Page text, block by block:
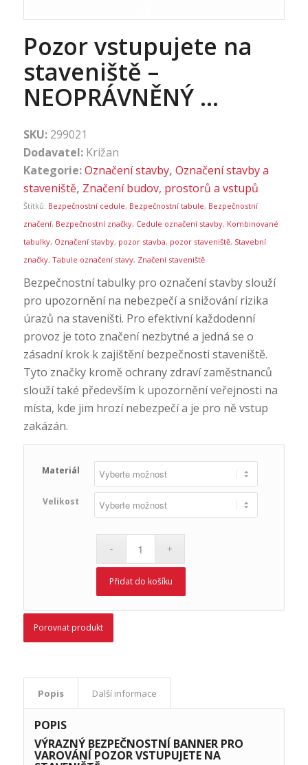
Pozor vstupujete na
staveniště –
NEOPRÁVNĚNÝ …
SKU: 299021
Dodavatel: Križan
Kategorie:Označení stavby, Označení stavby a
staveniště, Značení budov, prostorů a vstupů
Štítků: Bezpečnostní cedule, Bezpečnostní tabule, Bezpečnostní
značení, Bezpečnostní značky, Cedule označení stavby, Kombinované
tabulky, Označení stavby, pozor stavba, pozor staveniště, Stavební
značky, Tabule označení stavy, Značení staveniště
Bezpečnostní tabulky pro označení stavby slouží
pro upozornění na nebezpečí a snižování rizika
úrazů na staveništi. Pro efektivní každodenní
provoz je toto značení nezbytné a jedná se o
zásadní krok k zajištění bezpečnosti staveniště.
Tyto značky kromě ochrany zdraví zaměstnanců
slouží také především k upozornění veřejnosti na
místa, kde jim hrozí nebezpečí a je pro ně vstup
zakázán.
Materiál
Velikost
Přidat do košíku
Porovnat produkt
Popis Další informace
POPIS
VÝRAZNÝ BEZPEČNOSTNÍ BANNER PRO
VAROVÁNÍ POZOR VSTUPUJETE NA